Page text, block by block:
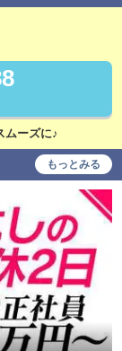
タイム
週払い可
手当あり
費支給
社宅あり
ムーズに♪
もっとみる